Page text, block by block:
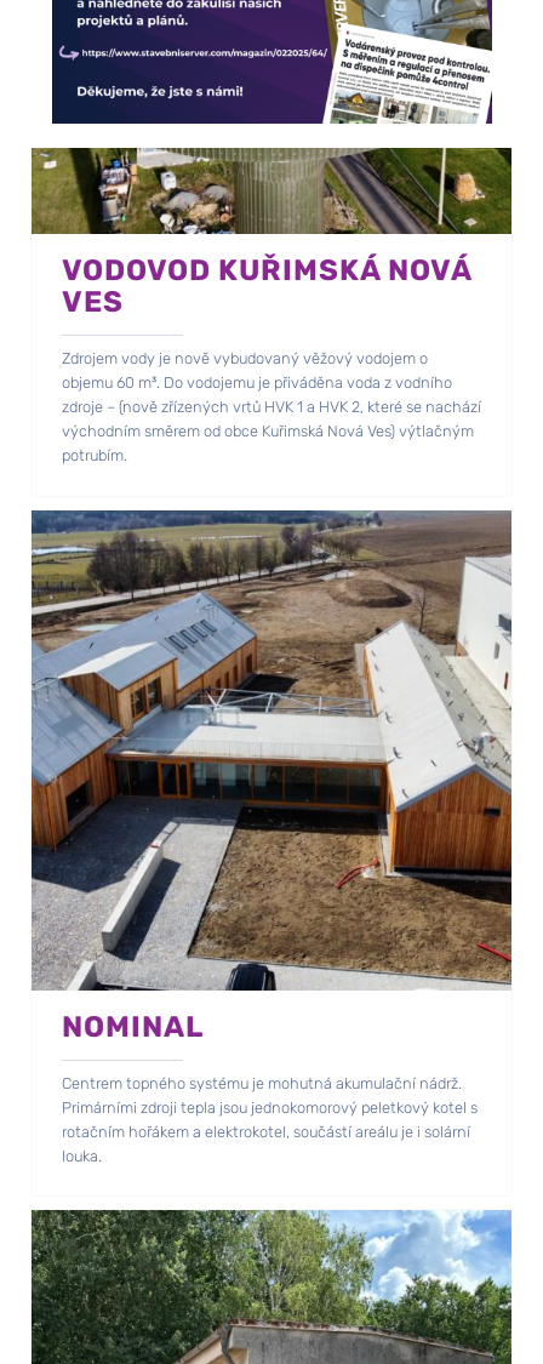
VODOVOD KUŘIMSKÁ NOVÁ
VES
Zdrojem vody je nově vybudovaný věžový vodojem o
objemu 60 m³. Do vodojemu je přiváděna voda z vodního
zdroje – (nově zřízených vrtů HVK 1 a HVK 2, které se nachází
východním směrem od obce Kuřimská Nová Ves) výtlačným
potrubím.
NOMINAL
Centrem topného systému je mohutná akumulační nádrž.
Primárními zdroji tepla jsou jednokomorový peletkový kotel s
rotačním hořákem a elektrokotel, součástí areálu je i solární
louka.